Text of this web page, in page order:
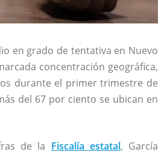
en grado de tentativa en Nuevo
concentración geográfica,
durante el primer trimestre de
del 67 por ciento se ubican en
de la Fiscalía estatal, García